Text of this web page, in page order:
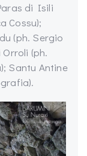
di Isili
Cossu);
(ph. Sergio
(ph.
Santu Antine